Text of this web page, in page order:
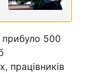
прибуло 500
працівників